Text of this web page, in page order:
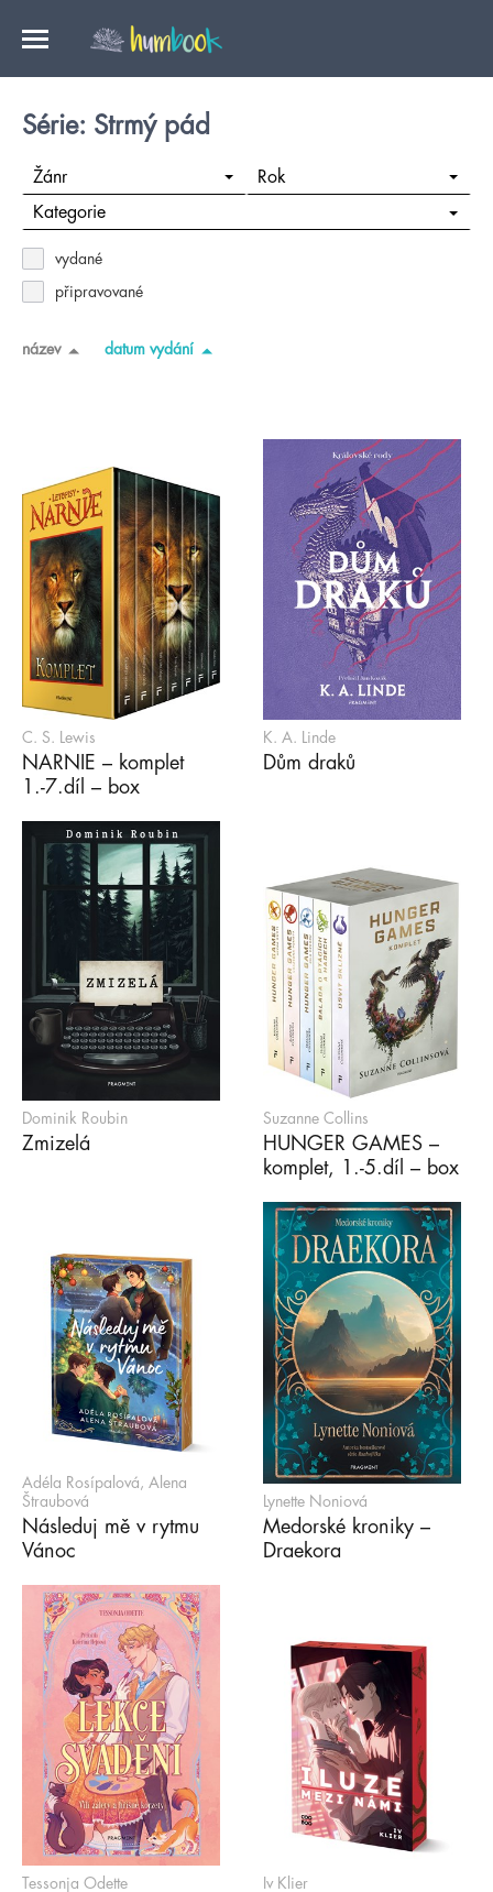
Série: Strmý pád
Žánr Rok
Kategorie
vydané
připravované
název datum vydání
C. S. Lewis
NARNIE – komplet
1.-7.díl – box
K. A. Linde
Dům draků
Dominik Roubin
Zmizelá
Suzanne Collins
HUNGER GAMES –
komplet, 1.-5.díl – box
Adéla Rosípalová, Alena
Štraubová
Následuj mě v rytmu
Vánoc
Lynette Noniová
Medorské kroniky –
Draekora
Tessonja Odette Iv Klier